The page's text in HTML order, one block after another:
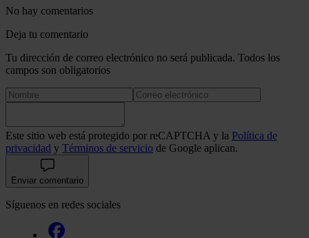
No hay comentarios
Deja tu comentario
Tu dirección de correo electrónico no será publicada. Todos los
campos son obligatorios
Este sitio web está protegido por reCAPTCHA y la Política de
privacidad y Términos de servicio de Google aplican.
Enviar comentario
Síguenos en redes sociales